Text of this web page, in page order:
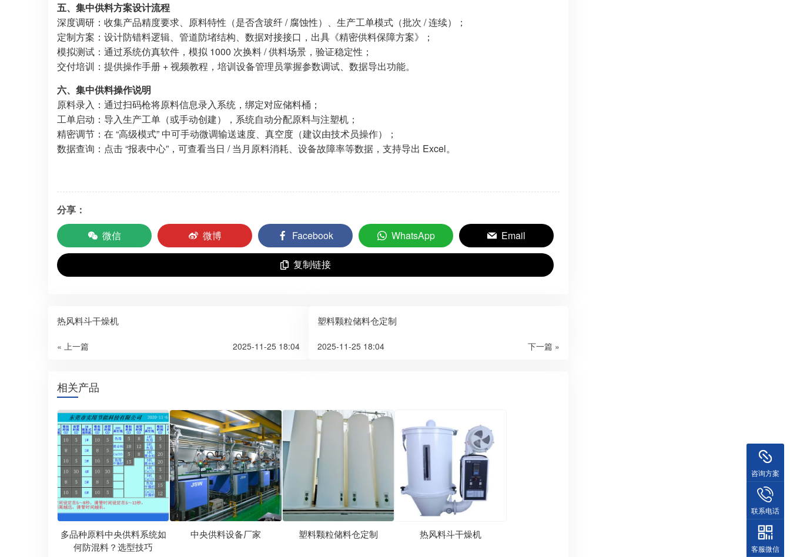
五、集中供料方案设计流程
深度调研：收集产品精度要求、原料特性（是否含玻纤 / 腐蚀性）、生产工单模式（批次 / 连续）；
定制方案：设计防错料逻辑、管道防堵结构、数据对接接口，出具《精密供料保障方案》；
模拟测试：通过系统仿真软件，模拟 1000 次换料 / 供料场景，验证稳定性；
交付培训：提供操作手册 + 视频教程，培训设备管理员掌握参数调试、数据导出功能。
六、集中供料操作说明
原料录入：通过扫码枪将原料信息录入系统，绑定对应储料桶；
工单启动：导入生产工单（或手动创建），系统自动分配原料与注塑机；
精密调节：在 “高级模式” 中可手动微调输送速度、真空度（建议由技术员操作）；
数据查询：点击 “报表中心”，可查看当日 / 当月原料消耗、设备故障率等数据，支持导出 Excel。
分享：
微信
微博 Facebook WhatsApp Email
复制链接
热风料斗干燥机
« 上一篇 2025-11-25 18:04
塑料颗粒储料仓定制
下一篇 »
2025-11-25 18:04
相关产品
多品种原料中央供料系统如
何防混料？选型技巧
中央供料设备厂家 塑料颗粒储料仓定制 热风料斗干燥机
咨询方案
联系电话
客服微信